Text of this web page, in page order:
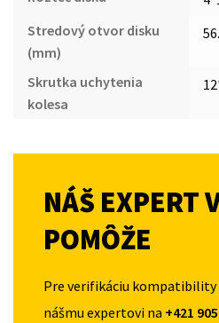
Stredový otvor disku
(mm)
Skrutka uchytenia
kolesa
NÁŠ EXPERT
POMÔŽE
Pre verifikáciu kompatibility
nášmu expertovi na +421